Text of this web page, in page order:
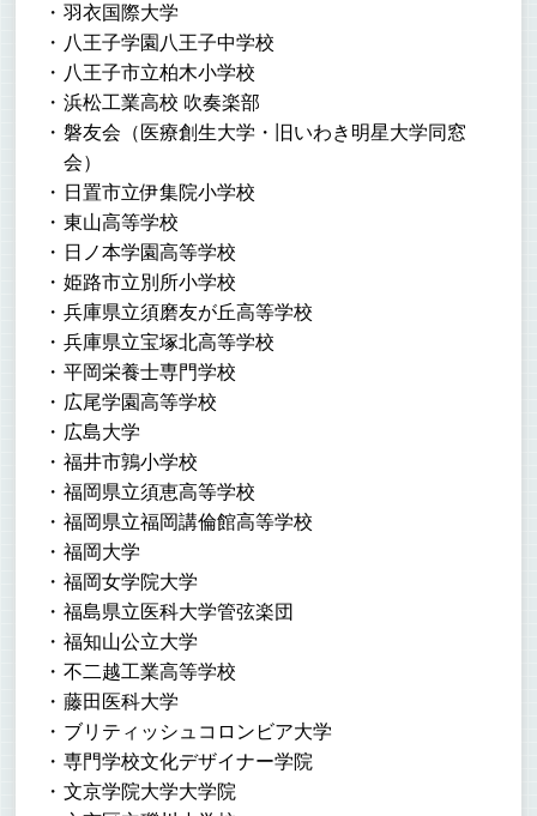
羽衣国際大学
八王子学園八王子中学校
八王子市立柏木小学校
浜松工業高校 吹奏楽部
磐友会（医療創生大学・旧いわき明星大学同窓
会）
日置市立伊集院小学校
東山高等学校
日ノ本学園高等学校
姫路市立別所小学校
兵庫県立須磨友が丘高等学校
兵庫県立宝塚北高等学校
平岡栄養士専門学校
広尾学園高等学校
広島大学
福井市鶉小学校
福岡県立須恵高等学校
福岡県立福岡講倫館高等学校
福岡大学
福岡女学院大学
福島県立医科大学管弦楽団
福知山公立大学
不二越工業高等学校
藤田医科大学
ブリティッシュコロンビア大学
専門学校文化デザイナー学院
文京学院大学大学院